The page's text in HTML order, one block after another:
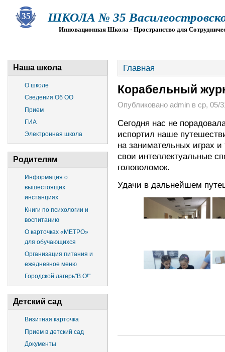
ШКОЛА № 35
Инновационная Школа - Пространство для
Наша школа
О школе
Сведения Об ОО
Прием
ГИА
Электронная школа
Родителям
Информация о
вышестоящих
инстанциях
Книги по психологии и
воспитанию
О карточках «МЕТРО»
для обучающихся
Организация питания и
ежедневное меню
Городской лагерь"В.О!"
Детский сад
Визитная карточка
Прием в детский сад
Документы
Главная
Корабельный
Опубликовано admin в ср, 05/
Сегодня нас не
испортил наше
на занимательных играх
свои интеллектуальные
головоломок.
Удачи в дальнейшем